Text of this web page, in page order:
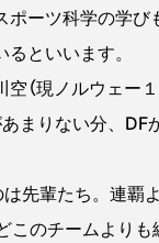
ーツ科学の学
といいます。
（現ノルウェー
まりない分、
先輩たち。連
このチームより